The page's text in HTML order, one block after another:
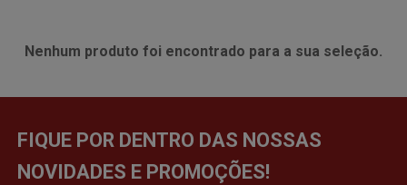
Nenhum produto foi encontrado para a sua seleção.
FIQUE POR DENTRO DAS NOSSAS
NOVIDADES E PROMOÇÕES!